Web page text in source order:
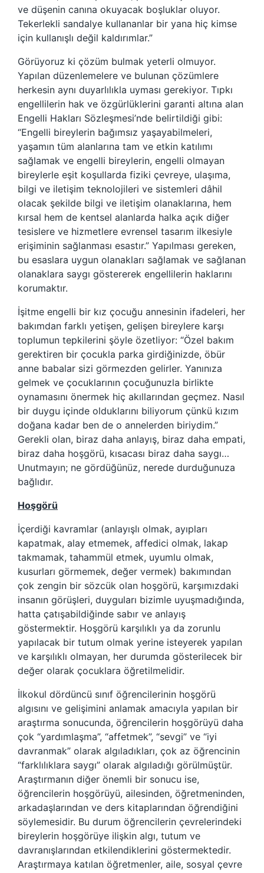
ve düşenin canına okuyacak boşluklar oluyor.
Tekerlekli sandalye kullananlar bir yana hiç kimse
için kullanışlı değil kaldırımlar.”
Görüyoruz ki çözüm bulmak yeterli olmuyor.
Yapılan düzenlemelere ve bulunan çözümlere
herkesin aynı duyarlılıkla uyması gerekiyor. Tıpkı
engellilerin hak ve özgürlüklerini garanti altına alan
Engelli Hakları Sözleşmesi’nde belirtildiği gibi:
“Engelli bireylerin bağımsız yaşayabilmeleri,
yaşamın tüm alanlarına tam ve etkin katılımı
sağlamak ve engelli bireylerin, engelli olmayan
bireylerle eşit koşullarda fiziki çevreye, ulaşıma,
bilgi ve iletişim teknolojileri ve sistemleri dâhil
olacak şekilde bilgi ve iletişim olanaklarına, hem
kırsal hem de kentsel alanlarda halka açık diğer
tesislere ve hizmetlere evrensel tasarım ilkesiyle
erişiminin sağlanması esastır.” Yapılması gereken,
bu esaslara uygun olanakları sağlamak ve sağlanan
olanaklara saygı göstererek engellilerin haklarını
korumaktır.
İşitme engelli bir kız çocuğu annesinin ifadeleri, her
bakımdan farklı yetişen, gelişen bireylere karşı
toplumun tepkilerini şöyle özetliyor: “Özel bakım
gerektiren bir çocukla parka girdiğinizde, öbür
anne babalar sizi görmezden gelirler. Yanınıza
gelmek ve çocuklarının çocuğunuzla birlikte
oynamasını önermek hiç akıllarından geçmez. Nasıl
bir duygu içinde olduklarını biliyorum çünkü kızım
doğana kadar ben de o annelerden biriydim.”
Gerekli olan, biraz daha anlayış, biraz daha empati,
biraz daha hoşgörü, kısacası biraz daha saygı…
Unutmayın; ne gördüğünüz, nerede durduğunuza
bağlıdır.
Hoşgörü
İçerdiği kavramlar (anlayışlı olmak, ayıpları
kapatmak, alay etmemek, affedici olmak, lakap
takmamak, tahammül etmek, uyumlu olmak,
kusurları görmemek, değer vermek) bakımından
çok zengin bir sözcük olan hoşgörü, karşımızdaki
insanın görüşleri, duyguları bizimle uyuşmadığında,
hatta çatışabildiğinde sabır ve anlayış
göstermektir. Hoşgörü karşılıklı ya da zorunlu
yapılacak bir tutum olmak yerine isteyerek yapılan
ve karşılıklı olmayan, her durumda gösterilecek bir
değer olarak çocuklara öğretilmelidir.
İlkokul dördüncü sınıf öğrencilerinin hoşgörü
algısını ve gelişimini anlamak amacıyla yapılan bir
araştırma sonucunda, öğrencilerin hoşgörüyü daha
çok “yardımlaşma”, “affetmek”, “sevgi” ve “iyi
davranmak” olarak algıladıkları, çok az öğrencinin
“farklılıklara saygı” olarak algıladığı görülmüştür.
Araştırmanın diğer önemli bir sonucu ise,
öğrencilerin hoşgörüyü, ailesinden, öğretmeninden,
arkadaşlarından ve ders kitaplarından öğrendiğini
söylemesidir. Bu durum öğrencilerin çevrelerindeki
bireylerin hoşgörüye ilişkin algı, tutum ve
davranışlarından etkilendiklerini göstermektedir.
Araştırmaya katılan öğretmenler, aile, sosyal çevre